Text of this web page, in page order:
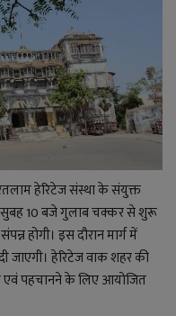
हेरिटेज संस्था के संयुक्त
सुबह 10 बजेगुलाब चक्कर से शुरू
होगी। इस दौरानमार्ग में
जाएगी। हेरिटेज वाक शहर की
एवं पहचानने के लिए आयोजित